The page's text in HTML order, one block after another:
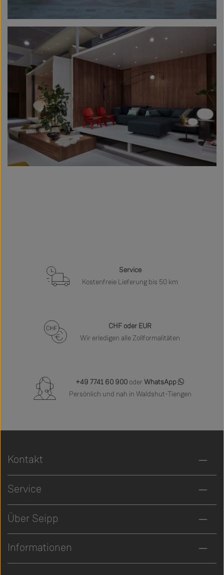
Service
Kostenfreie Lieferung bis 50 km
CHF oder EUR
Wir erledigen alle Zollformalitäten
+49 7741 60 900 oder WhatsApp
Persönlich und nah in Waldshut-Tiengen
Kontakt
Service
Über Seipp
Informationen